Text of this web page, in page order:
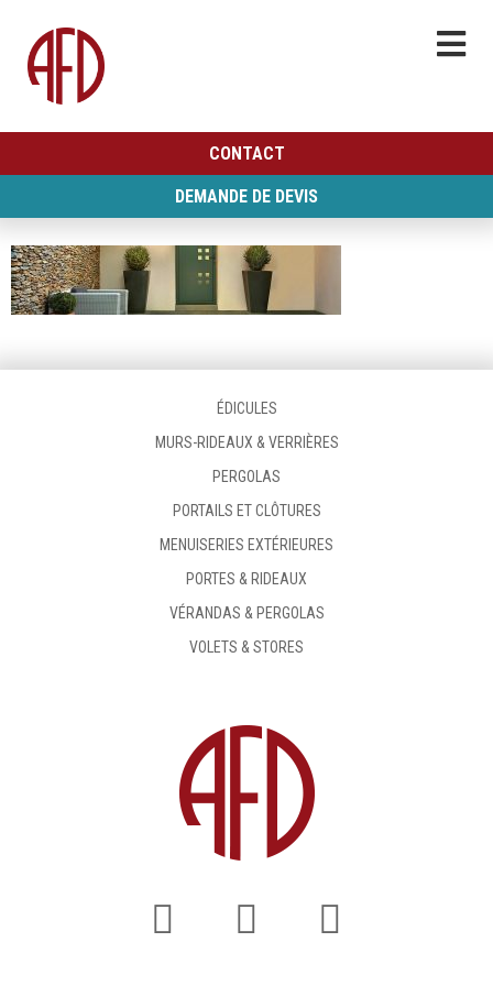
CONTACT
DEMANDE DE DEVIS
ÉDICULES
MURS-RIDEAUX & VERRIÈRES
PERGOLAS
PORTAILS ET CLÔTURES
MENUISERIES EXTÉRIEURES
PORTES & RIDEAUX
VÉRANDAS & PERGOLAS
VOLETS & STORES